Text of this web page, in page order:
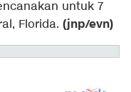
untuk 7
Florida. (jnp/evn)